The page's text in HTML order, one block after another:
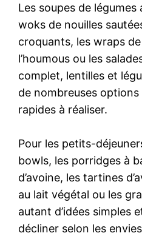
Les soupes de légumes
woks de nouilles
croquants, les wraps
l’houmous ou les
complet, lentilles et
de nombreuses
rapides à réaliser.
Pour les petits-
bowls, les porridges à
d’avoine, les tartines
au lait végétal ou les
autant d’idées simples
décliner selon les